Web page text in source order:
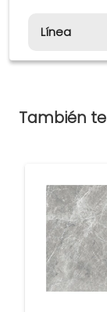
Línea
También